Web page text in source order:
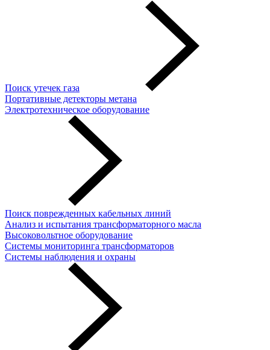
Поиск утечек газа
Портативные детекторы метана
Электротехническое оборудование
Поиск поврежденных кабельных линий
Анализ и испытания трансформаторного масла
Высоковольтное оборудование
Системы мониторинга трансформаторов
Системы наблюдения и охраны